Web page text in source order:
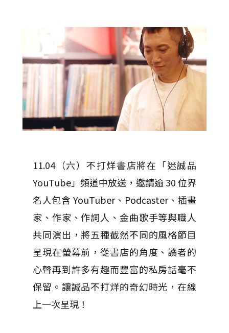
11.04（六）不打烊書店將在「迷誠品
YouTube」頻道中放送，邀請逾 30 位界
名人包含 YouTuber、Podcaster、插畫
家、作家、作詞人、金曲歌手等與職人
共同演出，將五種截然不同的風格節目
呈現在螢幕前，從書店的角度、讀者的
心聲再到許多有趣而豐富的私房話毫不
保留。讓誠品不打烊的奇幻時光，在線
上一次呈現！